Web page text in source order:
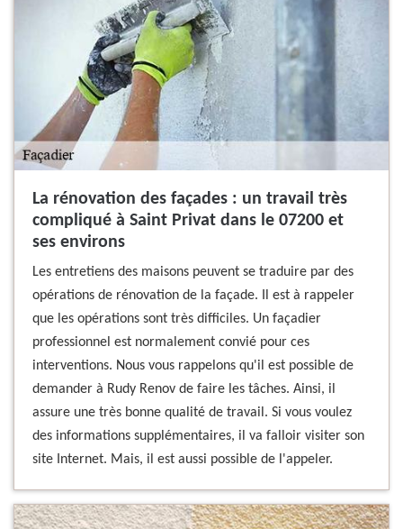
La rénovation des façades : un travail très
compliqué à Saint Privat dans le 07200 et
ses environs
Les entretiens des maisons peuvent se traduire par des
opérations de rénovation de la façade. Il est à rappeler
que les opérations sont très difficiles. Un façadier
professionnel est normalement convié pour ces
interventions. Nous vous rappelons qu'il est possible de
demander à Rudy Renov de faire les tâches. Ainsi, il
assure une très bonne qualité de travail. Si vous voulez
des informations supplémentaires, il va falloir visiter son
site Internet. Mais, il est aussi possible de l'appeler.